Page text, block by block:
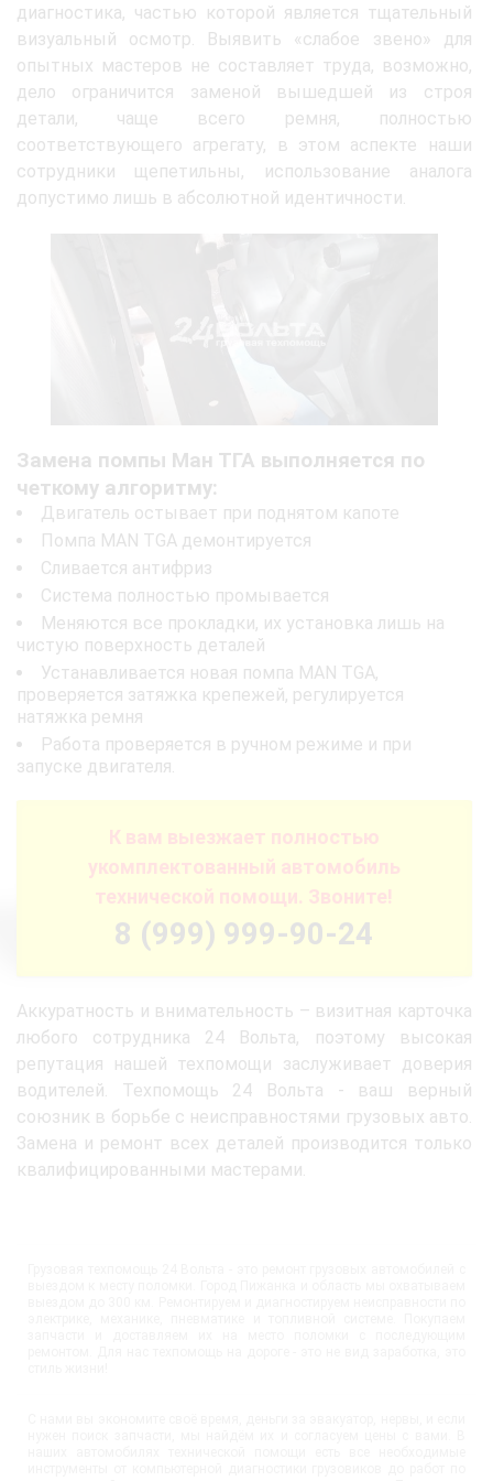
диагностика, частью которой является тщательный
визуальный осмотр. Выявить «слабое звено» для
опытных мастеров не составляет труда, возможно,
дело ограничится заменой вышедшей из строя
детали, чаще всего ремня, полностью
соответствующего агрегату, в этом аспекте наши
сотрудники щепетильны, использование аналога
допустимо лишь в абсолютной идентичности.
Замена помпы Ман ТГА выполняется по
четкому алгоритму:
Двигатель остывает при поднятом капоте
Помпа MAN TGA демонтируется
Сливается антифриз
Система полностью промывается
Меняются все прокладки, их установка лишь на
чистую поверхность деталей
Устанавливается новая помпа MAN TGA,
проверяется затяжка крепежей, регулируется
натяжка ремня
Работа проверяется в ручном режиме и при
запуске двигателя.
К вам выезжает полностью
укомплектованный автомобиль
технической помощи. Звоните!
8 (999) 999-90-24
Аккуратность и внимательность – визитная карточка
любого сотрудника 24 Вольта, поэтому высокая
репутация нашей техпомощи заслуживает доверия
водителей. Техпомощь 24 Вольта - ваш верный
союзник в борьбе с неисправностями грузовых авто.
Замена и ремонт всех деталей производится только
квалифицированными мастерами.